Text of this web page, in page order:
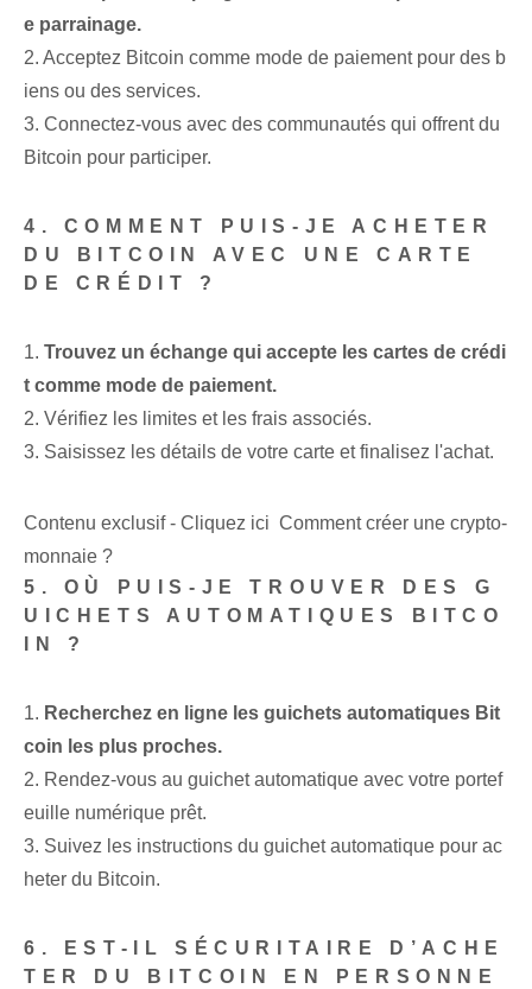
e parrainage.
2. Acceptez Bitcoin comme mode de paiement pour des b
iens ou des services.
3. Connectez-vous avec des communautés qui offrent du
Bitcoin pour participer.
4. COMMENT PUIS-JE ACHETER
DU BITCOIN AVEC UNE CARTE
DE CRÉDIT ?
1. Trouvez un échange qui accepte les cartes de crédi
t comme mode de paiement.
2. Vérifiez les limites et les frais associés.
3. Saisissez les détails de votre carte et finalisez l'achat.
Contenu exclusif - Cliquez ici Comment créer une crypto-
monnaie ?
5. OÙ PUIS-JE TROUVER DES G
UICHETS AUTOMATIQUES BITCO
IN ?
1. Recherchez en ligne les guichets automatiques Bit
coin les plus proches.
2. Rendez-vous au guichet automatique avec votre portef
euille numérique prêt.
3. Suivez les instructions du guichet automatique pour ac
heter du Bitcoin.
6. EST-IL SÉCURITAIRE D’ACHE
TER DU BITCOIN EN PERSONNE